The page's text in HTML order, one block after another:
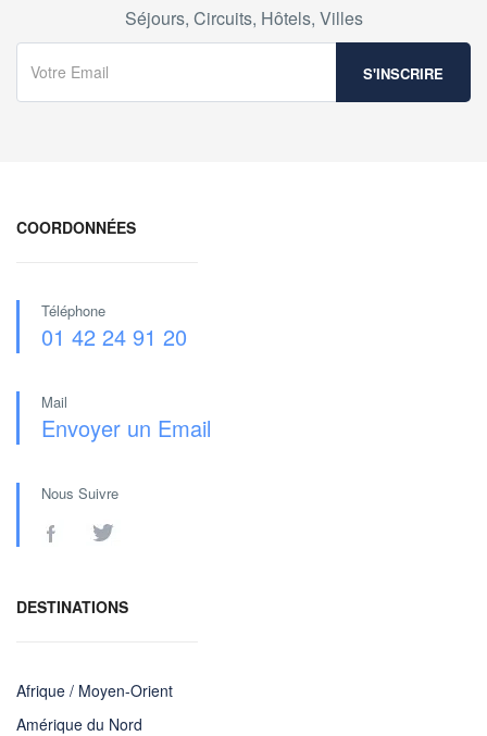
Séjours, Circuits, Hôtels, Villes
COORDONNÉES
Téléphone
01 42 24 91 20
Mail
Envoyer un Email
Nous Suivre
DESTINATIONS
Afrique / Moyen-Orient
Amérique du Nord